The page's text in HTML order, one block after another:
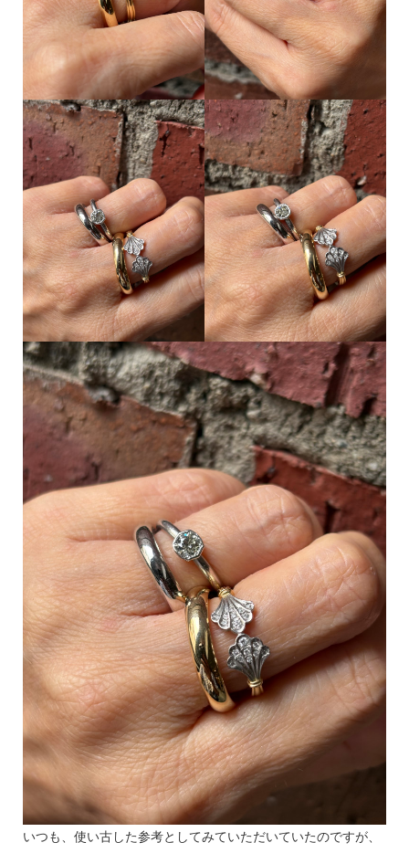
いつも、使い古した参考としてみていただいていたのですが、